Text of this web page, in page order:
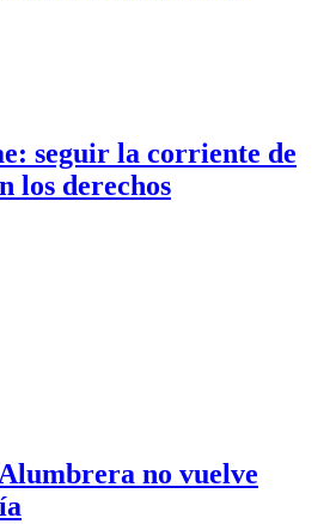
seguir la corriente de
los derechos
no vuelve